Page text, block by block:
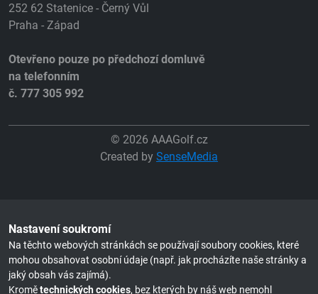
252 62 Statenice - Černý Vůl
Praha - Západ
Otevřeno pouze po předchozí domluvě
na telefonním
č. 777 305 992
© 2026 AAAGolf.cz
Created by SenseMedia
Nastavení soukromí
Na těchto webových stránkách se používají soubory cookies, které
mohou obsahovat osobní údaje (např. jak procházíte naše stránky a
jaký obsah vás zajímá).
Kromětechnických cookies, bez kterých by náš web nemohl